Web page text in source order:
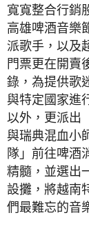
寬寬整合行銷
高雄啤酒音樂
派歌手，以及
門票更在開賣
錄，為提供歌
與特定國家進
以外，更派出
與瑞典混血小
隊」前往啤酒
精髓，並選出
設攤，將越南
們最難忘的音